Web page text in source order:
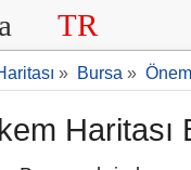
TR
» Bursa »
Haritası